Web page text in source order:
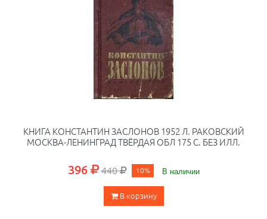
КНИГА КОНСТАНТИН ЗАСЛОНОВ 1952 Л. РАКОВСКИЙ
МОСКВА-ЛЕНИНГРАД ТВЁРДАЯ ОБЛ 175 С. БЕЗ ИЛЛ.
396 440 10% В наличии
В корзину